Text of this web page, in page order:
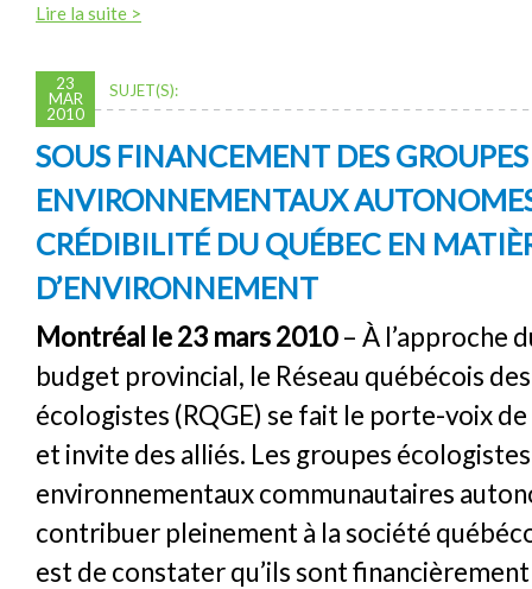
Lire la suite >
23
MAR
2010
SUJET(S):
SOUS FINANCEMENT DES GROUPES
ENVIRONNEMENTAUX
CRÉDIBILITÉ DU QUÉBEC EN
D’ENVIRONNEMENT
Montréal le 23 mars 2010– À l’approche
budget provincial, le Réseau québécois
écologistes (RQGE) se fait le porte-voix
et invite des alliés. Les groupes
environnementaux communautaires
contribuer pleinement à la société
est de constater qu’ils sont